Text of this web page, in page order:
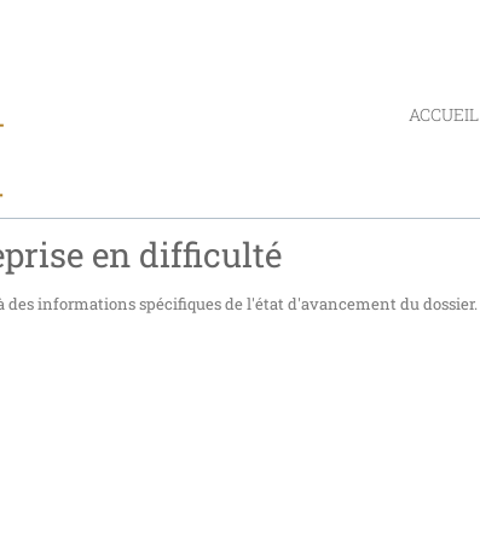
ACCUEIL
en difficulté
informations spécifiques de l'état d'avancement du dossier.